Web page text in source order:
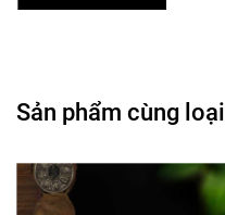
Sản phẩm cùng loại